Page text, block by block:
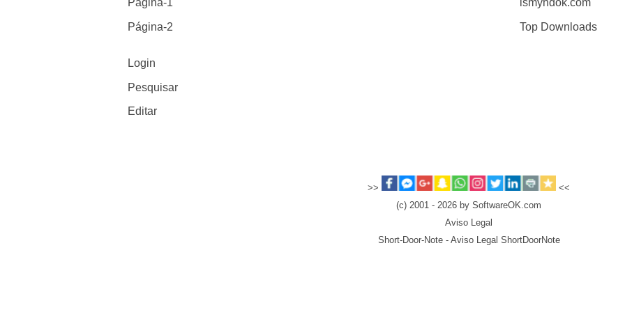
Página-1
Página-2
Login
Pesquisar
Editar
ismyhdok.com
Top Downloads
>>
<<
(c) 2001 - 2026 by SoftwareOK.com
Aviso Legal
Short-Door-Note - Aviso Legal ShortDoorNote